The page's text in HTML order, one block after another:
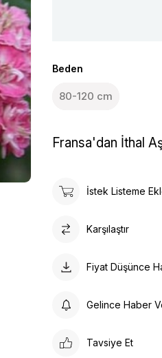
Beden
80-120 cm
Fransa'dan İthal
İstek Listeme
Karşılaştır
Fiyat Düşünce
Gelince Haber
Tavsiye Et